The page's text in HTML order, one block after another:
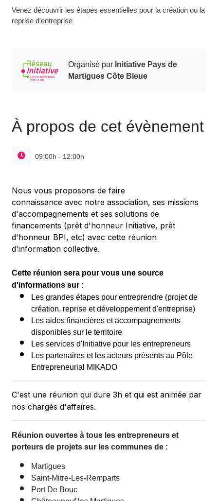
Venez découvrir les étapes essentielles pour la création ou la
reprise d'entreprise
Organisé parInitiative Pays de
Martigues Côte Bleue
À propos de cet évènement
09:00h - 12:00h
Nous vous proposons de faire
connaissance avec notre association, ses missions
d'accompagnements et ses solutions de
financements (prêt d'honneur Initiative, prêt
d'honneur BPI, etc) avec cette réunion
d'information collective.
Cette réunion sera pour vous une source
d'informations sur :
Les grandes étapes pour entreprendre (projet de
création, reprise et développement d'entreprise)
Les aides financières et accompagnements
disponibles sur le territoire
Les services d'Initiative pour les entrepreneurs
Les partenaires et les acteurs présents au Pôle
Entrepreneurial MIKADO
C'est une réunion qui dure 3h et qui est animée par
nos chargés d'affaires.
Réunion ouvertes à tous les entrepreneurs et
porteurs de projets sur les communes de :
Martigues
Saint-Mitre-Les-Remparts
Port De Bouc